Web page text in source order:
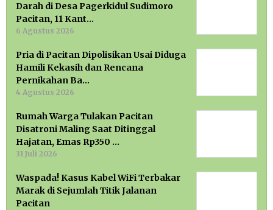
Darah di Desa Pagerkidul Sudimoro
Pacitan, 11 Kant…
6 Agustus 2026
Pria di Pacitan Dipolisikan Usai Diduga
Hamili Kekasih dan Rencana
Pernikahan Ba…
4 Agustus 2026
Rumah Warga Tulakan Pacitan
Disatroni Maling Saat Ditinggal
Hajatan, Emas Rp350 …
31 Juli 2026
Waspada! Kasus Kabel WiFi Terbakar
Marak di Sejumlah Titik Jalanan
Pacitan